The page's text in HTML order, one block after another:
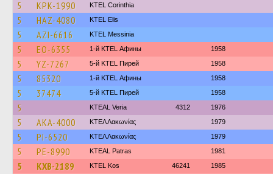
5 KPK-1990 KTEL Corinthia
5 HAZ-4080 KTEL Elis
5 AZI-6616 KTEL Messinia
5 EO-6355 1-й KTEL Афины 1958
5 YZ-7267 5-й KTEL Пирей 1958
5 85320 1-й KTEL Афины 1958
5 37474 5-й KTEL Пирей 1958
5 KTEAL Veria 4312 1976
5 AKA-4000 ΚΤΕΛ Λακωνίας 1979
5 PI-6520 ΚΤΕΛ Λακωνίας 1979
5 PE-8990 KTEAL Patras 1981
5 KXB-2189 KTEL Kos 46241 1985